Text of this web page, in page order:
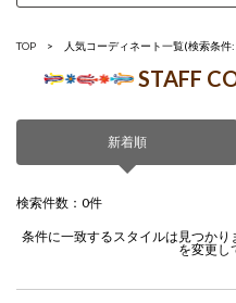
TOP 人気コーディネート一覧(検索条件
STAFF
新着順
検索件数：0件
条件に一致するスタイルは見つか
を変更し